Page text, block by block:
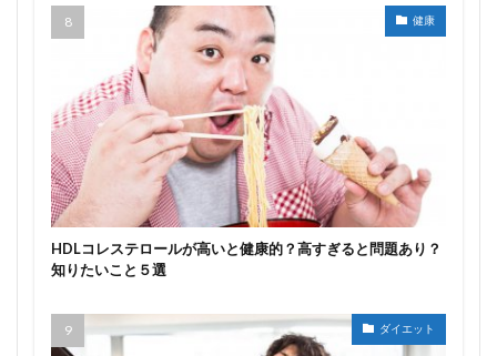
健康
HDLコレステロールが高いと健康的？高すぎると問題あり？
知りたいこと５選
ダイエット